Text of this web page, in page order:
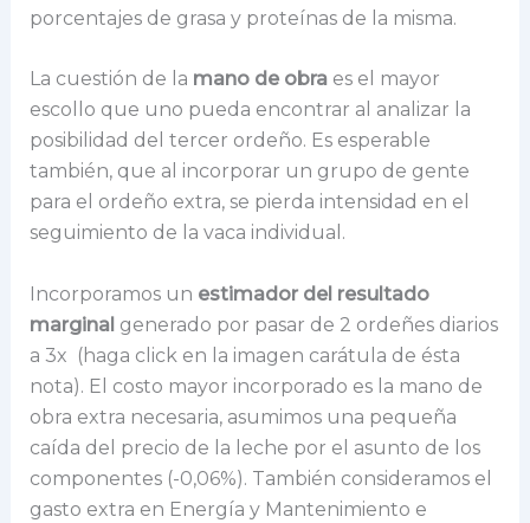
porcentajes de grasa y proteínas de la misma.
La cuestión de la mano de obraes el mayor
escollo que uno pueda encontrar al analizar la
posibilidad del tercer ordeño. Es esperable
también, que al incorporar un grupo de gente
para el ordeño extra, se pierda intensidad en el
seguimiento de la vaca individual.
Incorporamos un estimador del resultado
marginal generado por pasar de 2 ordeñes diarios
a 3x (haga click en la imagen carátula de ésta
nota). El costo mayor incorporado es la mano de
obra extra necesaria, asumimos una pequeña
caída del precio de la leche por el asunto de los
componentes (-0,06%). También consideramos el
gasto extra en Energía y Mantenimiento e